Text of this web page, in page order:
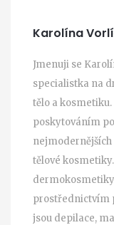
Karolína
Jmenuji se
specialistka na
tělo a
poskytováním
nejmodernějších
tělové
prostřednictvím
jsou depilace,